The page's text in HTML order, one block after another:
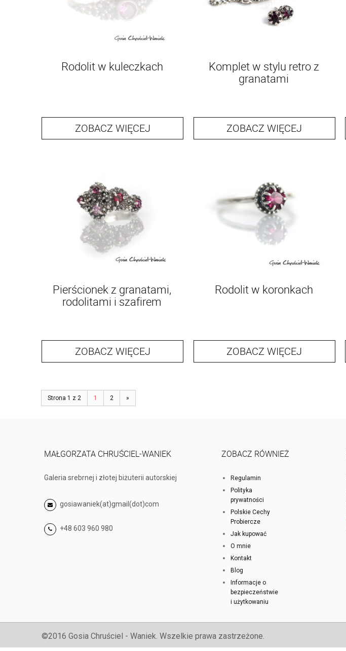
Rodolit w kuleczkach
ZOBACZ WIĘCEJ
Komplet w stylu retro z
granatami
ZOBACZ WIĘCEJ
Pierścionek z granatami,
rodolitami i szafirem
ZOBACZ WIĘCEJ
Rodolit w koronkach
ZOBACZ WIĘCEJ
Strona 1 z 2 1 2 »
MAŁGORZATA CHRUŚCIEL-WANIEK
Galeria srebrnej i złotej biżuterii autorskiej
gosiawaniek(at)gmail(dot)com
+48 603 960 980
ZOBACZ RÓWNIEŻ
Regulamin
Polityka
prywatności
Polskie Cechy
Probiercze
Jak kupować
O mnie
Kontakt
Blog
Informacje o
bezpieczeństwie
i użytkowaniu
©2016 Gosia Chruściel - Waniek. Wszelkie prawa zastrzeżone.